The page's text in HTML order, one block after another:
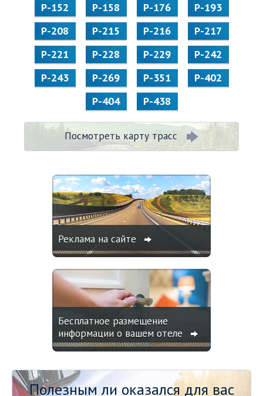
Р-152
Р-158 Р-176
Р-193
Р-208
Р-215 Р-216
Р-217
Р-221
Р-228 Р-229
Р-242
Р-243
Р-269 Р-351
Р-402
Р-404
Р-438
Посмотреть карту трасс
Реклама на сайте
Бесплатное размещение
информации о вашем отеле
Полезным ли оказался для вас